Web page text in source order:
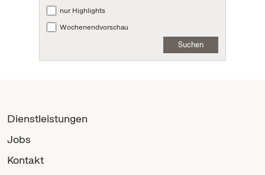
nur Highlights
Wochenendvorschau
Suchen
Dienstleistungen
Jobs
Kontakt